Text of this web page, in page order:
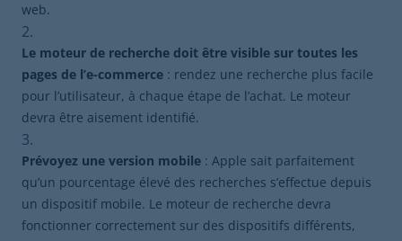
web.
Le moteur de recherche doit être visible sur toutes les
pages de l’e-commerce : rendez une recherche plus facile
pour l’utilisateur, à chaque étape de l’achat. Le moteur
devra être aisement identifié.
Prévoyez une version mobile : Apple sait parfaitement
qu’un pourcentage élevé des recherches s’effectue depuis
un dispositif mobile. Le moteur de recherche devra
fonctionner correctement sur des dispositifs différents,